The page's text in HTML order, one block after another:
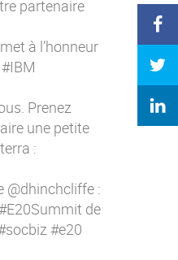
partenaire
à l’honneur
Prenez
une petite
:
@dhinchcliffe :
de
#e20